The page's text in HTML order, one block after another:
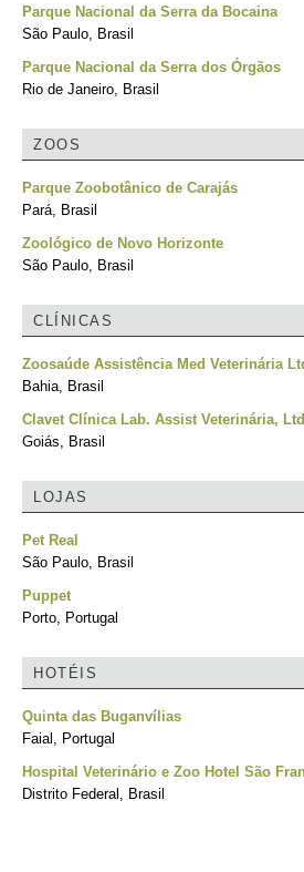
Parque Nacional da Serra da Bocaina
São Paulo, Brasil
Parque Nacional da Serra dos Órgãos
Rio de Janeiro, Brasil
ZOOS
Parque Zoobotânico de Carajás
Pará, Brasil
Zoológico de Novo Horizonte
São Paulo, Brasil
CLÍNICAS
Zoosaúde Assistência Med Veterinária
Bahia, Brasil
Clavet Clínica Lab. Assist Veterinária,
Goiás, Brasil
LOJAS
Pet Real
São Paulo, Brasil
Puppet
Porto, Portugal
HOTÉIS
Quinta das Buganvílias
Faial, Portugal
Hospital Veterinário e Zoo Hotel São
Distrito Federal, Brasil